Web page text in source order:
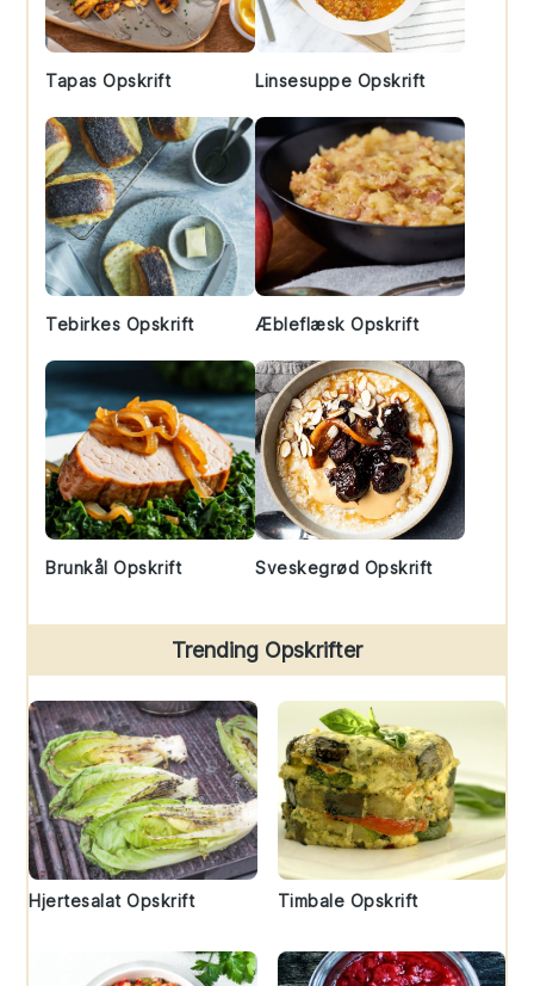
Tapas Opskrift Linsesuppe Opskrift
Tebirkes Opskrift Æbleflæsk Opskrift
Brunkål Opskrift Sveskegrød Opskrift
Trending Opskrifter
Hjertesalat Opskrift Timbale Opskrift